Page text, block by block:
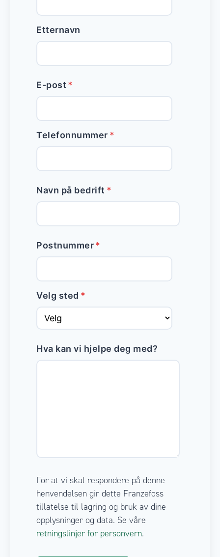
Etternavn
E-post *
Telefonnummer *
Navn på bedrift *
Postnummer*
Velg sted *
Hva kan vi hjelpe deg med?
For at vi skal respondere på denne
henvendelsen gir dette Franzefoss
tillatelse til lagring og bruk av dine
opplysninger og data. Se våre
retningslinjer for personvern.